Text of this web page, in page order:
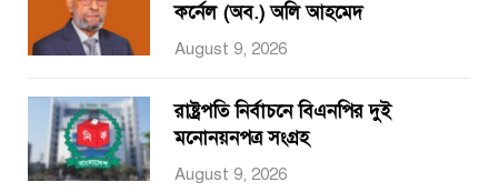
কর্নেল (অব.) অলি আহমেদ
August 9, 2026
রাষ্ট্রপতি নির্বাচনে বিএনপির দুই
মনোনয়নপত্র সংগ্রহ
August 9, 2026